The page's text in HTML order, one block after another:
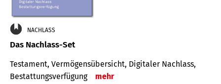
NACHLASS
Das Nachlass-Set
Testament, Vermögens­übersicht, Digitaler Nach­lass,
Bestat­tungs­ver­fügung
mehr